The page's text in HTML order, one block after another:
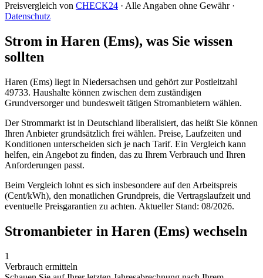
Preisvergleich von CHECK24 · Alle Angaben ohne Gewähr ·
Datenschutz
Strom in Haren (Ems), was Sie wissen
sollten
Haren (Ems) liegt in Niedersachsen und gehört zur Postleitzahl
49733. Haushalte können zwischen dem zuständigen
Grundversorger und bundesweit tätigen Stromanbietern wählen.
Der Strommarkt ist in Deutschland liberalisiert, das heißt Sie können
Ihren Anbieter grundsätzlich frei wählen. Preise, Laufzeiten und
Konditionen unterscheiden sich je nach Tarif. Ein Vergleich kann
helfen, ein Angebot zu finden, das zu Ihrem Verbrauch und Ihren
Anforderungen passt.
Beim Vergleich lohnt es sich insbesondere auf den Arbeitspreis
(Cent/kWh), den monatlichen Grundpreis, die Vertragslaufzeit und
eventuelle Preisgarantien zu achten. Aktueller Stand: 08/2026.
Stromanbieter in Haren (Ems) wechseln
1
Verbrauch ermitteln